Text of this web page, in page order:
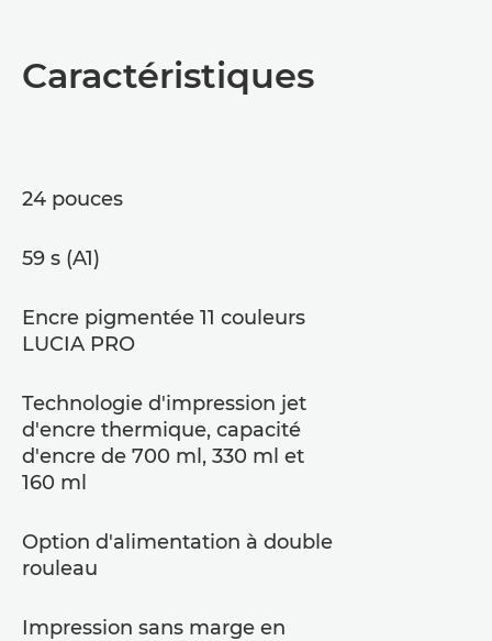
Caractéristiques
Téléchargement au format PDF
Caractéristiques
24 pouces
59 s (A1)
Encre pigmentée 11 couleurs
LUCIA PRO
Technologie d'impression jet
d'encre thermique, capacité
d'encre de 700 ml, 330 ml et
160 ml
Option d'alimentation à double
rouleau
Impression sans marge en